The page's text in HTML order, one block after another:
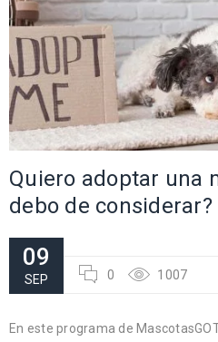
Quiero adoptar una
debo de considerar?
09
SEP 0 1007
En este programa de